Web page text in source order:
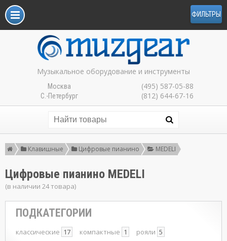
ФИЛЬТРЫ
Музыкальное оборудование и инструменты
Москва (495) 587-05-88
С.-Петербург (812) 644-67-16
Клавишные Цифровые пианино MEDELI
Цифровые пианино MEDELI
(в наличии 24 товара)
ПОДКАТЕГОРИИ
классические 17 компактные 1 рояли 5